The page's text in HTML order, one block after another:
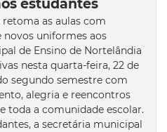
estudantes
retoma as aulas com
uniformes aos
de Ensino de Nortelândia
nesta quarta-feira, 22 de
segundo semestre com
alegria e reencontros
toda a comunidade escolar.
a secretária municipal